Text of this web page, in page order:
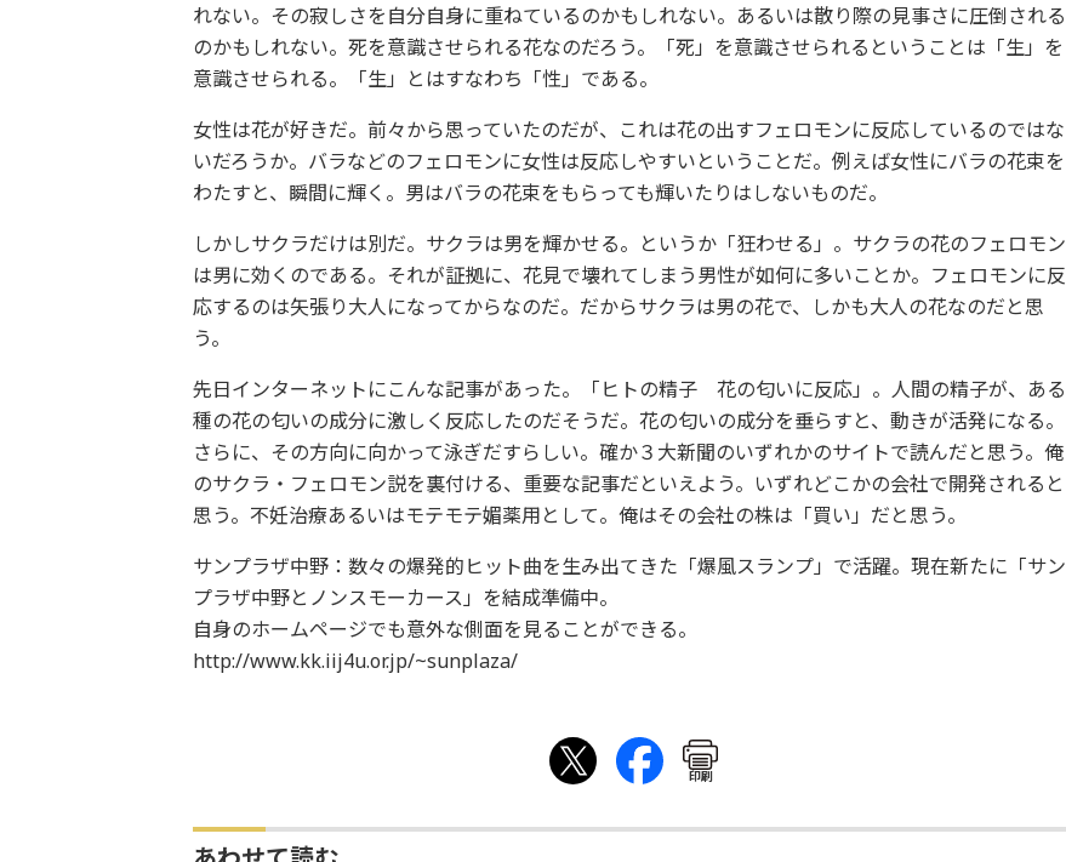
れない。その寂しさを自分自身に重ねているのかもしれない。あるいは散り際の見事さに圧倒される
のかもしれない。死を意識させられる花なのだろう。「死」を意識させられるということは「生」を
意識させられる。「生」とはすなわち「性」である。
女性は花が好きだ。前々から思っていたのだが、これは花の出すフェロモンに反応しているのではな
いだろうか。バラなどのフェロモンに女性は反応しやすいということだ。例えば女性にバラの花束を
わたすと、瞬間に輝く。男はバラの花束をもらっても輝いたりはしないものだ。
しかしサクラだけは別だ。サクラは男を輝かせる。というか「狂わせる」。サクラの花のフェロモン
は男に効くのである。それが証拠に、花見で壊れてしまう男性が如何に多いことか。フェロモンに反
応するのは矢張り大人になってからなのだ。だからサクラは男の花で、しかも大人の花なのだと思
う。
先日インターネットにこんな記事があった。「ヒトの精子 花の匂いに反応」。人間の精子が、ある
種の花の匂いの成分に激しく反応したのだそうだ。花の匂いの成分を垂らすと、動きが活発になる。
さらに、その方向に向かって泳ぎだすらしい。確か３大新聞のいずれかのサイトで読んだと思う。俺
のサクラ・フェロモン説を裏付ける、重要な記事だといえよう。いずれどこかの会社で開発されると
思う。不妊治療あるいはモテモテ媚薬用として。俺はその会社の株は「買い」だと思う。
サンプラザ中野：数々の爆発的ヒット曲を生み出てきた「爆風スランプ」で活躍。現在新たに「サン
プラザ中野とノンスモーカース」を結成準備中。
自身のホームページでも意外な側面を見ることができる。
http://www.kk.iij4u.or.jp/~sunplaza/
印刷